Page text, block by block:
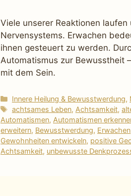
Viele unserer Reaktionen
Nervensystems. Erwachen
ihnen gesteuert zu werden.
Automatismus zur Bewusstheit
mit dem Sein.
Kategorien
Innere Heilung & Bewusstwerdung,
Schlagwörter
achtsames Leben, Achtsamkeit,
Automatismen, Automatismen
erweitern, Bewusstwerdung, Erwachen
Gewohnheiten entwickeln, positive
Achtsamkeit, unbewusste